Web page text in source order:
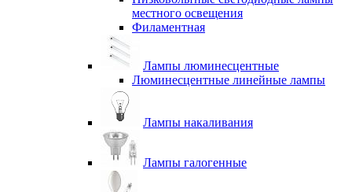
местного освещения
Филаментная
Лампы люминесцентные
Люминесцентные линейные лампы
Лампы накаливания
Лампы галогенные